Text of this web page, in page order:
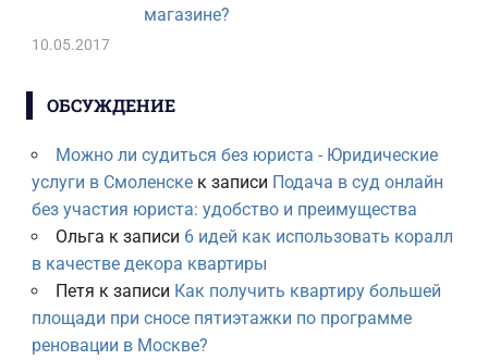
магазине?
10.05.2017
ОБСУЖДЕНИЕ
Можно ли судиться без юриста - Юридические
услуги в Смоленскек записи Подача в суд онлайн
без участия юриста: удобство и преимущества
Ольга к записи 6 идей как использовать коралл
в качестве декора квартиры
Петя к записи Как получить квартиру большей
площади при сносе пятиэтажки по программе
реновации в Москве?